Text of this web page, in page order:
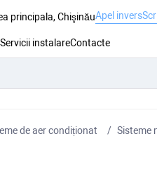
principala, ChişinăuApel invers
Servicii instalareContacte
de aer condiționat Sisteme